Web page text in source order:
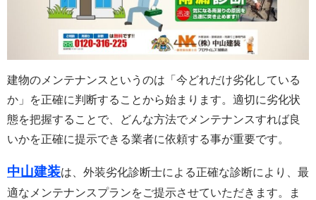
建物のメンテナンスというのは「今どれだけ劣化している
か」を正確に判断することから始まります。適切に劣化状
態を把握することで、どんな方法でメンテナンスすれば良
いかを正確に提示できる業者に依頼する事が重要です。
中山建装は、外装劣化診断士による正確な診断により、最
適なメンテナンスプランをご提示させていただきます。ま